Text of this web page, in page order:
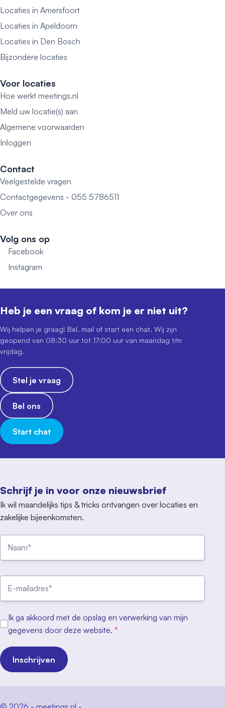
Locaties in Amersfoort
Locaties in Apeldoorn
Locaties in Den Bosch
Bijzondere locaties
Voor locaties
Hoe werkt meetings.nl
Meld uw locatie(s) aan
Algemene voorwaarden
Inloggen
Contact
Veelgestelde vragen
Contactgegevens - 055 5786511
Over ons
Volg ons op
Facebook
Instagram
Schrijf je in voor onze nieuwsbrief
Ik wil maandelijks tips & tricks ontvangen over locaties en
zakelijke bijeenkomsten.
Ik ga akkoord met de opslag en verwerking van mijn
gegevens door deze website. *
Inschrijven
Heb je een vraag of kom je er niet uit?
Wij helpen je graag! Bel, mail of start een chat. Wij zijn
geopend van 08:30 uur tot 17:00 uur van maandag t/m
vrijdag.
Stel je vraag
Bel ons
Start chat